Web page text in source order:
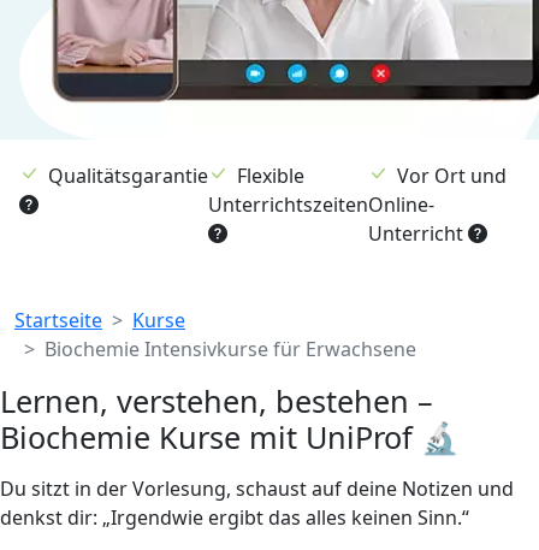
Qualitätsgarantie
Flexible
Unterrichtszeiten
Vor Ort und
Online-
Unterricht
Breadcrumb
Startseite
Kurse
Biochemie Intensivkurse für Erwachsene
Lernen, verstehen, bestehen –
Biochemie Kurse mit UniProf 🔬
Du sitzt in der Vorlesung, schaust auf deine Notizen und
denkst dir: „Irgendwie ergibt das alles keinen Sinn.“